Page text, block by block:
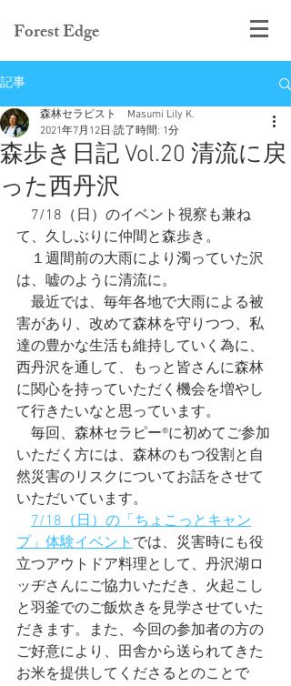
Forest Edge
記事
森歩き日記 Vol.20 清流に戻
った西丹沢
森林セラピスト Masumi Lily K.
2021年7月12日 読了時間: 1分
7/18（日）のイベント視察も兼ね
て、久しぶりに仲間と森歩き。
１週間前の大雨により濁っていた沢
は、嘘のように清流に。
最近では、毎年各地で大雨による被
害があり、改めて森林を守りつつ、私
達の豊かな生活も維持していく為に、
西丹沢を通して、もっと皆さんに森林
に関心を持っていただく機会を増やし
て行きたいなと思っています。
毎回、森林セラピー®︎に初めてご参加
いただく方には、森林のもつ役割と自
然災害のリスクについてお話をさせて
いただいています。
7/18（日）の「ちょこっとキャン
プ」体験イベントでは、災害時にも役
立つアウトドア料理として、丹沢湖ロ
ッヂさんにご協力いただき、火起こし
と羽釜でのご飯炊きを見学させていた
だきます。また、今回の参加者の方の
ご好意により、田舎から送られてきた
お米を提供してくださるとのことで